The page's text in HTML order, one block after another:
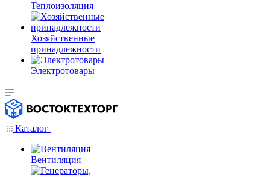
Теплоизоляция
Хозяйственные
принадлежности
Электротовары
Каталог
Вентиляция